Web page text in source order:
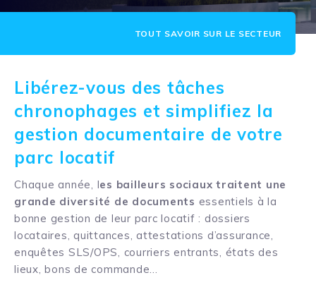
TOUT SAVOIR SUR LE SECTEUR
Libérez-vous des tâches
chronophages et simplifiez la
gestion documentaire de votre
parc locatif
Chaque année, les bailleurs sociaux traitent une
grande diversité de documents essentiels à la
bonne gestion de leur parc locatif : dossiers
locataires, quittances, attestations d’assurance,
enquêtes SLS/OPS, courriers entrants, états des
lieux, bons de commande…